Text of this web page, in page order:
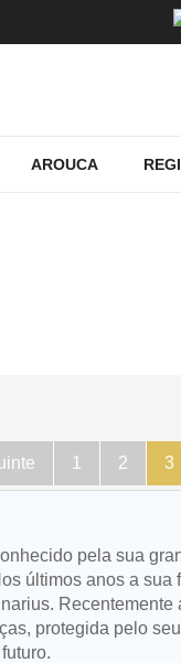
AROUCA
1 2 3
pela sua
últimos anos a sua
Recentemente
protegida pelo